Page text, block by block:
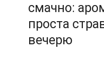
смачно:
проста
вечерю